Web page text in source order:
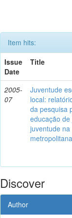
Item hits:
Issue
Date
Title
2005-
07
Juventude
local:
da pesquisa
educação
juventude na
Discover
Author